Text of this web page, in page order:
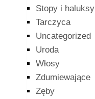
Stopy i haluksy
Tarczyca
Uncategorized
Uroda
Włosy
Zdumiewające
Zęby